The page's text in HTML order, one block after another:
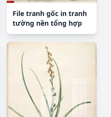
File tranh gốc in tranh
tường nền tổng hợp
H12950